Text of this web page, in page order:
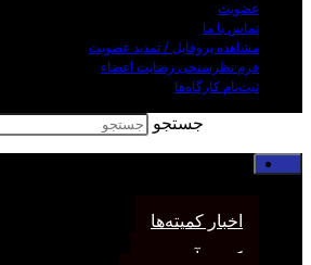
عضویت
تماس با ما
مشاهده پروفایل / تمدید عضویت
فرم نظر‌سنجی رضایت اعضاء
ثبت‌نام کارگاه‌ها
جستجو
اخبار کمیته‌ها
کمیته آموزش